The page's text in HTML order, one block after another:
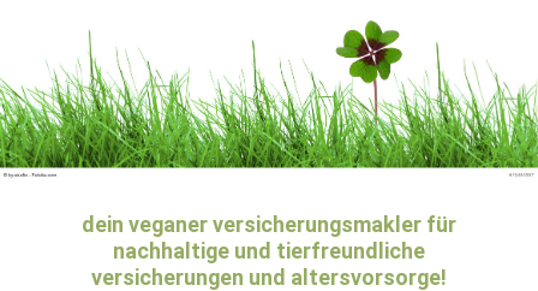
dein veganer versicherungsmakler für
nachhaltige und tierfreundliche
versicherungen und altersvorsorge!